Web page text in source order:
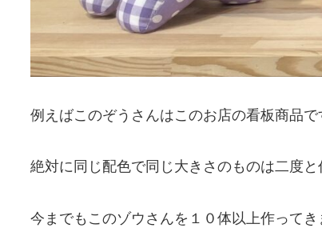
例えばこのぞうさんはこのお店の看板商品で
絶対に同じ配色で同じ大きさのものは二度と
今までもこのゾウさんを１０体以上作ってき